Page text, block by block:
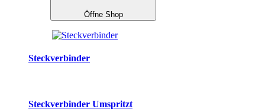
Öffne Shop
Steckverbinder
Steckverbinder Umspritzt